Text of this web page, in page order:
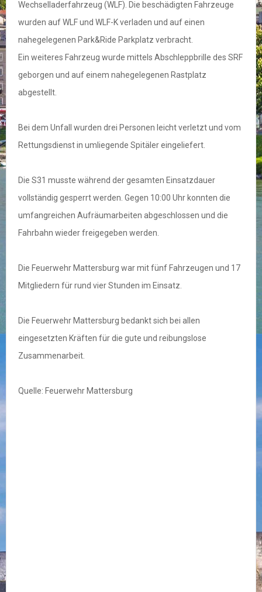
Wechselladerfahrzeug (WLF). Die beschädigten Fahrzeuge
wurden auf WLF und WLF-K verladen und auf einen
nahegelegenen Park&Ride Parkplatz verbracht.
Ein weiteres Fahrzeug wurde mittels Abschleppbrille des SRF
geborgen und auf einem nahegelegenen Rastplatz
abgestellt.
Bei dem Unfall wurden drei Personen leicht verletzt und vom
Rettungsdienst in umliegende Spitäler eingeliefert.
Die S31 musste während der gesamten Einsatzdauer
vollständig gesperrt werden. Gegen 10:00 Uhr konnten die
umfangreichen Aufräumarbeiten abgeschlossen und die
Fahrbahn wieder freigegeben werden.
Die Feuerwehr Mattersburg war mit fünf Fahrzeugen und 17
Mitgliedern für rund vier Stunden im Einsatz.
Die Feuerwehr Mattersburg bedankt sich bei allen
eingesetzten Kräften für die gute und reibungslose
Zusammenarbeit.
Quelle: Feuerwehr Mattersburg